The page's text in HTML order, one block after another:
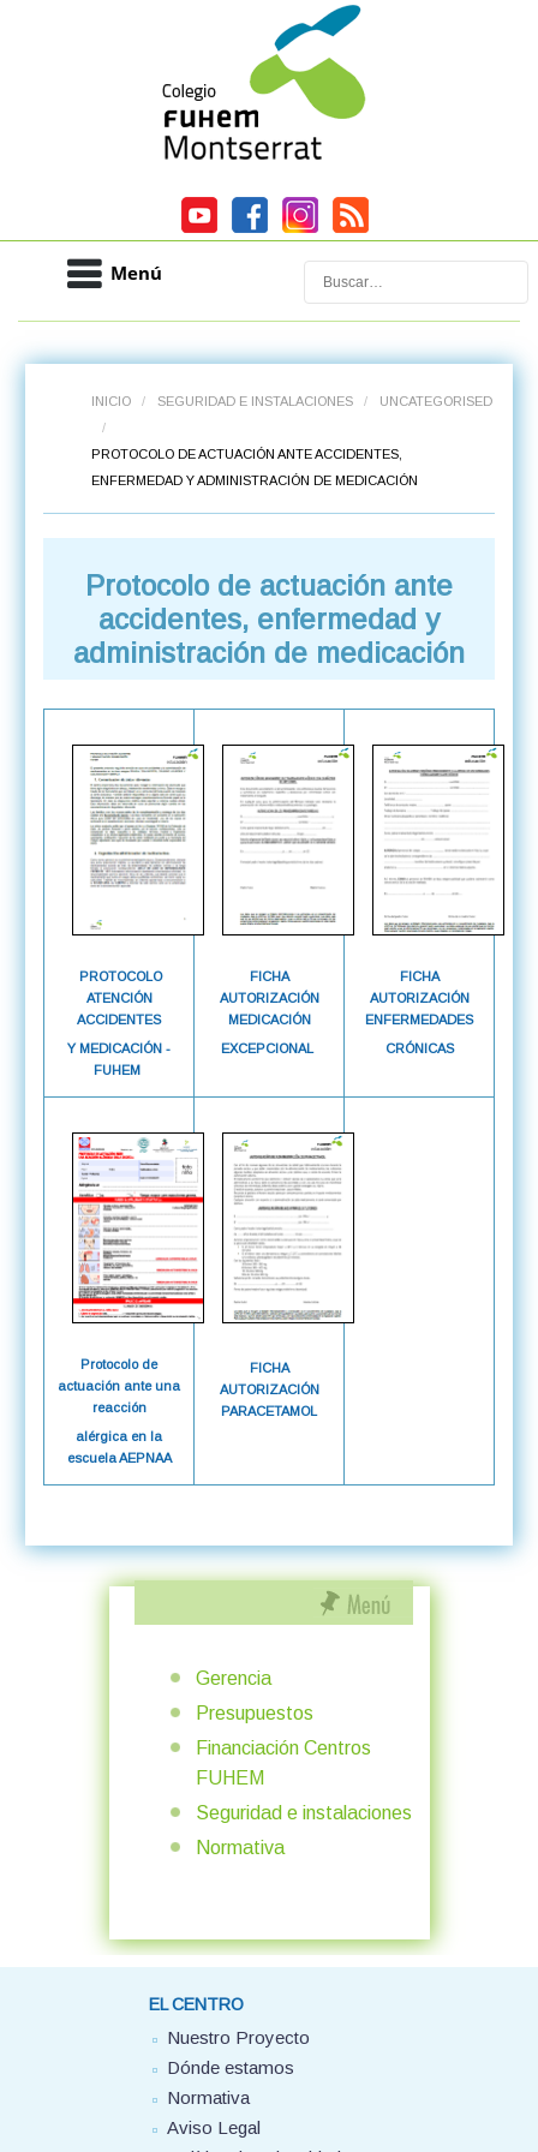
Menú Buscar
INICIO / SEGURIDAD E INSTALACIONES /
UNCATEGORISED
/
PROTOCOLO DE ACTUACIÓN ANTE ACCIDENTES,
ENFERMEDAD Y ADMINISTRACIÓN DE MEDICACIÓN
Protocolo de actuación ante
accidentes, enfermedad y
administración de medicación
PROTOCOLO
ATENCIÓN
ACCIDENTES
Y MEDICACIÓN -
FUHEM
FICHA
AUTORIZACIÓN
MEDICACIÓN
EXCEPCIONAL
FICHA
AUTORIZACIÓN
ENFERMEDADES
CRÓNICAS
Protocolo de
actuación ante una
reacción
alérgica en la
escuela AEPNAA
FICHA
AUTORIZACIÓN
PARACETAMOL
Gerencia
Presupuestos
Financiación Centros
FUHEM
Seguridad e instalaciones
Normativa
EL CENTRO
Nuestro Proyecto
Dónde estamos
Normativa
Aviso Legal